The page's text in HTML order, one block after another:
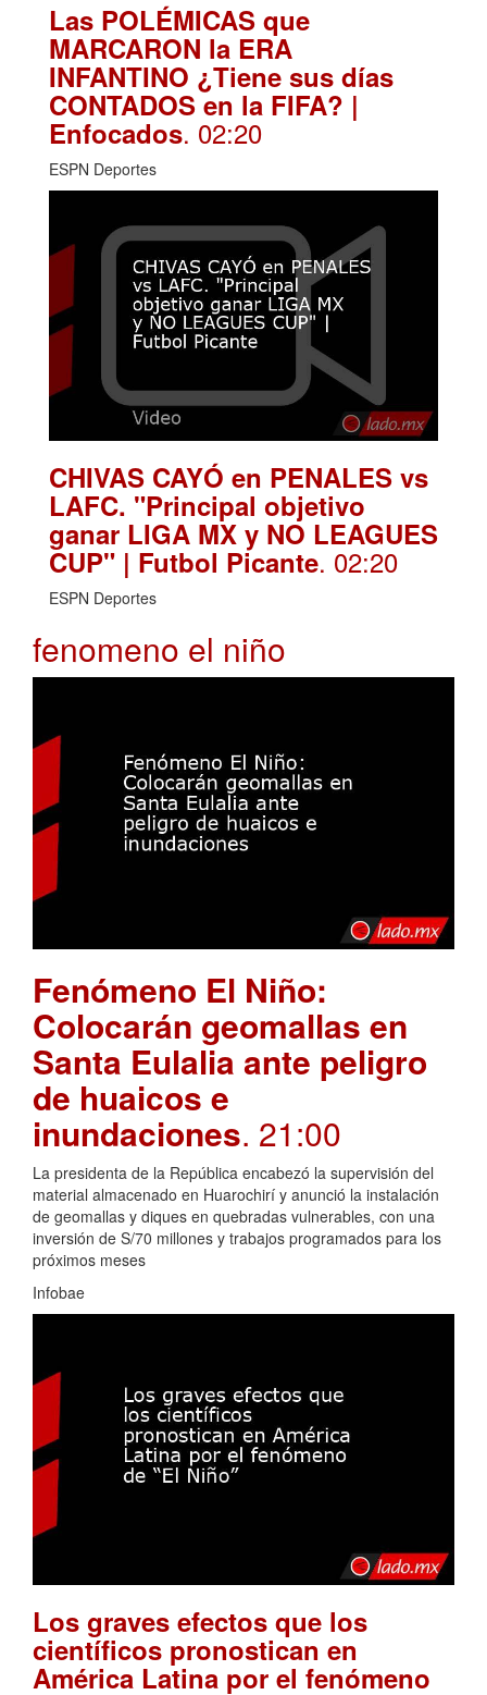
Las POLÉMICAS que
MARCARON la ERA
INFANTINO ¿Tiene sus días
CONTADOS en la FIFA? |
Enfocados. 02:20
ESPN Deportes
CHIVAS CAYÓ en PENALES vs
LAFC. "Principal objetivo
ganar LIGA MX y NO LEAGUES
CUP" | Futbol Picante. 02:20
ESPN Deportes
fenomeno el niño
Fenómeno El Niño:
Colocarán geomallas en
Santa Eulalia ante peligro
de huaicos e
inundaciones. 21:00
La presidenta de la República encabezó la supervisión del
material almacenado en Huarochirí y anunció la instalación
de geomallas y diques en quebradas vulnerables, con una
inversión de S/70 millones y trabajos programados para los
próximos meses
Infobae
Los graves efectos que los
científicos pronostican en
América Latina por el fenómeno